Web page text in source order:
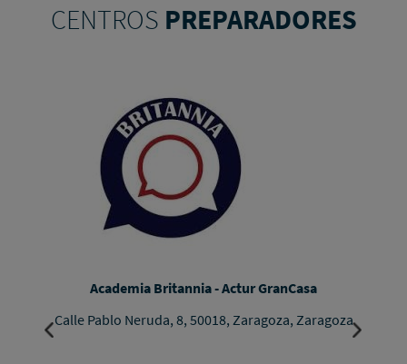
CENTROS PREPARADORES
Academia Britannia - Actur GranCasa
Calle Pablo Neruda, 8, 50018, Zaragoza, Zaragoza